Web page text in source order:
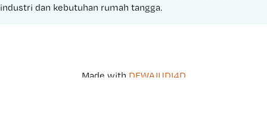
industri dan kebutuhan rumah tangga.
Made with DEWAJUDI4D